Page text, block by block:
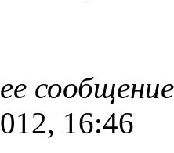
16:46